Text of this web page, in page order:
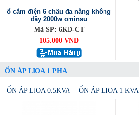
ổ cắm điện 6 chấu đa năng không
dây 2000w ominsu
Mã SP: 6KD-CT
105.000 VND
ỔN ÁP LIOA 1 PHA
ỔN ÁP LIOA 0.5KVA ỔN ÁP LIOA 1 KVA